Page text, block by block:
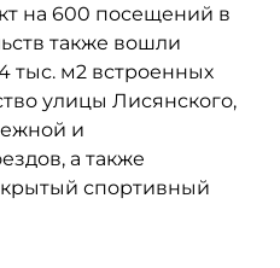
на 600 посещений в
также вошли
тыс. м2 встроенных
улицы Лисянского,
и
а также
спортивный